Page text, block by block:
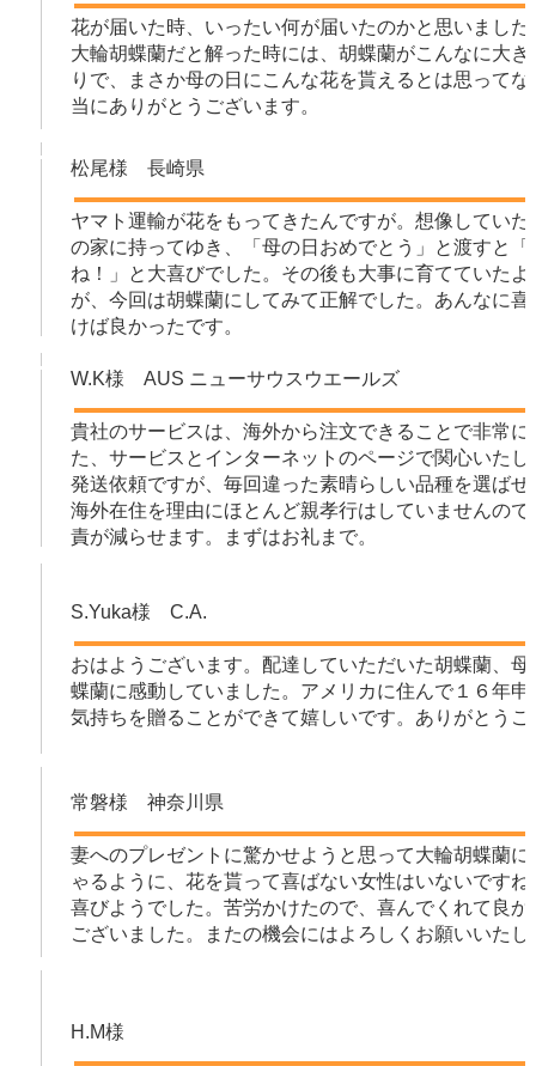
花が届いた時、いったい何が届いたのかと思いまし
大輪胡蝶蘭だと解った時には、胡蝶蘭がこんなに大
りで、まさか母の日にこんな花を貰えるとは思って
当にありがとうございます。
松尾様 長崎県
ヤマト運輸が花をもってきたんですが。想像してい
の家に持ってゆき、「母の日おめでとう」と渡すと
ね！」と大喜びでした。その後も大事に育てていた
が、今回は胡蝶蘭にしてみて正解でした。あんなに
けば良かったです。
W.K様 AUS ニューサウスウエールズ
貴社のサービスは、海外から注文できることで非常
た、サービスとインターネットのページで関心いた
発送依頼ですが、毎回違った素晴らしい品種を選ば
海外在住を理由にほとんど親孝行はしていませんの
責が減らせます。まずはお礼まで。
S.Yuka様 C.A.
おはようございます。配達していただいた胡蝶蘭、
蝶蘭に感動していました。アメリカに住んで１６年
気持ちを贈ることができて嬉しいです。ありがとうご
常磐様 神奈川県
妻へのプレゼントに驚かせようと思って大輪胡蝶蘭
ゃるように、花を貰って喜ばない女性はいないです
喜びようでした。苦労かけたので、喜んでくれて良
ございました。またの機会にはよろしくお願いいたし
H.M様